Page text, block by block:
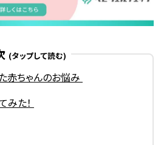
赤ちゃんのお悩み
みた！